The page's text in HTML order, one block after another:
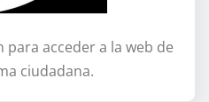
para acceder a la web de
ciudadana.